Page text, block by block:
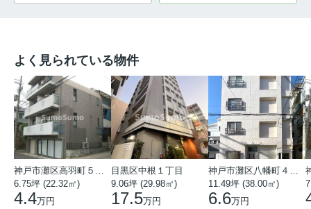
よく見られている物件
6.75坪 (22.32㎡)
4.4万円
目黒区中根１丁目
9.06坪 (29.98㎡)
17.5万円
11.49坪 (38.00㎡)
6.6万円